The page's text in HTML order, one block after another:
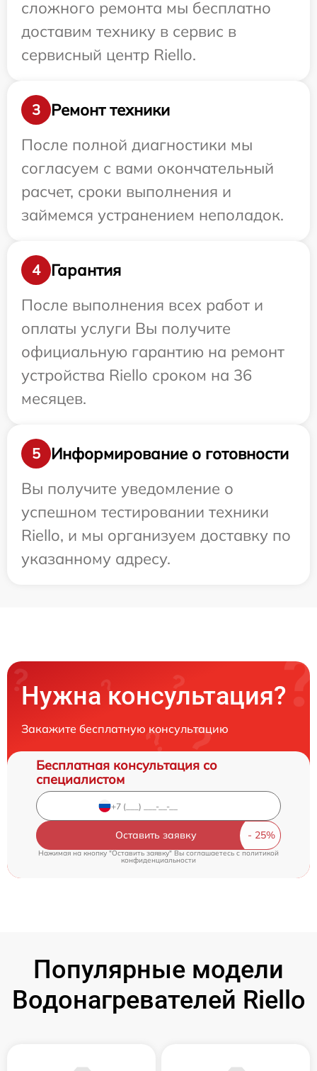
сложного ремонта мы бесплатно
доставим технику в сервис в
сервисный центр Riello.
3
Ремонт техники
После полной диагностики мы
согласуем с вами окончательный
расчет, сроки выполнения и
займемся устранением неполадок.
4
Гарантия
После выполнения всех работ и
оплаты услуги Вы получите
официальную гарантию на ремонт
устройства Riello сроком на 36
месяцев.
5
Информирование о готовности
Вы получите уведомление о
успешном тестировании техники
Riello, и мы организуем доставку по
указанному адресу.
Нужна консультация?
Закажите бесплатную консультацию
Бесплатная консультация со
специалистом
Оставить заявку
Нажимая на кнопку "Оставить заявку" Вы соглашаетесь c политикой
конфиденциальности
Популярные модели
Водонагревателей Riello